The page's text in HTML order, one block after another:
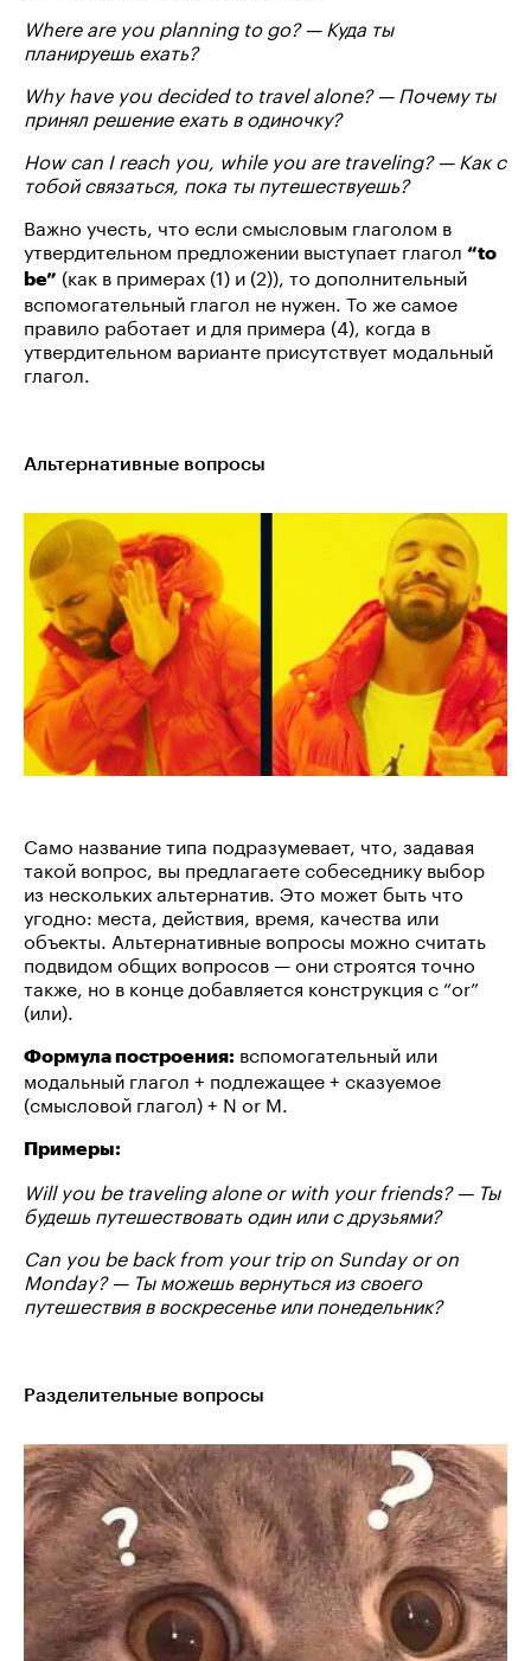
Where are you planning to go? — Куда ты
планируешь ехать?
Why have you decided to travel alone? — Почему ты
принял решение ехать в одиночку?
How can I reach you, while you are traveling? — Как с
тобой связаться, пока ты путешествуешь?
Важно учесть, что если смысловым глаголом в
утвердительном предложении выступает глагол “to
be” (как в примерах (1) и (2)), то дополнительный
вспомогательный глагол не нужен. То же самое
правило работает и для примера (4), когда в
утвердительном варианте присутствует модальный
глагол.
Альтернативные вопросы
Само название типа подразумевает, что, задавая
такой вопрос, вы предлагаете собеседнику выбор
из нескольких альтернатив. Это может быть что
угодно: места, действия, время, качества или
объекты. Альтернативные вопросы можно считать
подвидом общих вопросов — они строятся точно
также, но в конце добавляется конструкция с “or”
(или).
Формула построения: вспомогательный или
модальный глагол + подлежащее + сказуемое
(смысловой глагол) + N or M.
Примеры:
Will you be traveling alone or with your friends? — Ты
будешь путешествовать один или с друзьями?
Can you be back from your trip on Sunday or on
Monday? — Ты можешь вернуться из своего
путешествия в воскресенье или понедельник?
Разделительные вопросы